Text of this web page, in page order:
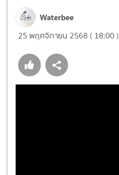
Waterbee
25 พฤศจิกายน 2568 ( 18:00 )